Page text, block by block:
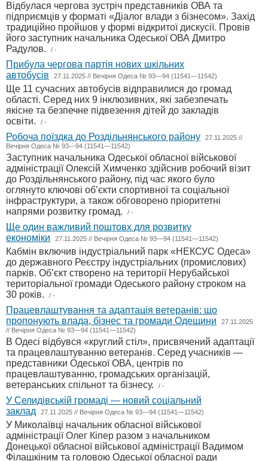
Відбулася чергова зустріч представників ОВА та
підприємців у форматі «Діалог влади з бізнесом». Захід
традиційно пройшов у формі відкритої дискусії. Провів
його заступник начальника Одеської ОВА Дмитро
Радулов.
/ -
Прибула чергова партія нових шкільних
автобусів
27.11.2025 // Вечірня Одеса № 93—94 (11541—11542)
Ще 11 сучасних автобусів відправилися до громад
області. Серед них 9 інклюзивних, які забезпечать
якісне та безпечне підвезення дітей до закладів
освіти.
/ -
Робоча поїздка до Роздільнянського району
27.11.2025 //
Вечірня Одеса № 93—94 (11541—11542)
Заступник начальника Одеської обласної військової
адміністрації Олексій Химченко здійснив робочий візит
до Роздільнянського району, під час якого було
оглянуто ключові об’єкти спортивної та соціальної
інфраструктури, а також обговорено пріоритетні
напрями розвитку громад.
/ -
Ще один важливий поштовх для розвитку
економіки
27.11.2025 // Вечірня Одеса № 93—94 (11541—11542)
Кабмін включив індустріальний парк «НЕКСУС Одеса»
до державного Реєстру індустріальних (промислових)
парків. Об’єкт створено на території Нерубайської
територіальної громади Одеського району строком на
30 років.
/ -
Працевлаштування та адаптація ветеранів: що
пропонують влада, бізнес та громади Одещини
27.11.2025
// Вечірня Одеса № 93—94 (11541—11542)
В Одесі відбувся «круглий стіл», присвячений адаптації
та працевлаштуванню ветеранів. Серед учасників —
представники Одеської ОВА, центрів по
працевлаштуванню, громадських організацій,
ветеранських спільнот та бізнесу.
/ -
У Селидівській громаді — новий соціальний
заклад
27.11.2025 // Вечірня Одеса № 93—94 (11541—11542)
У Миколаївці начальник обласної військової
адміністрації Олег Кіпер разом з начальником
Донецької обласної військової адміністрації Вадимом
Філашкіним та головою Одеської обласної ради